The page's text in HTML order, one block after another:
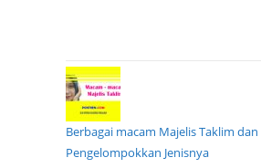
Berbagai macam Majelis Taklim dan
Pengelompokkan Jenisnya